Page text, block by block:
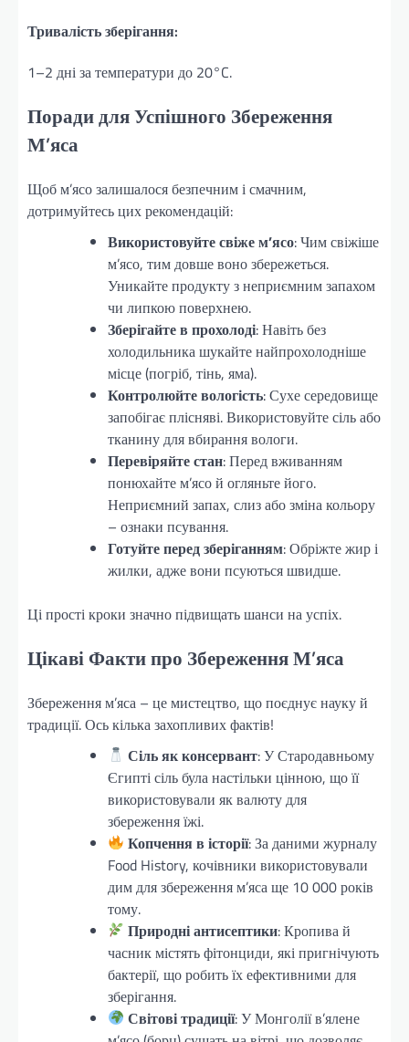
Тривалість зберігання:
1–2 дні за температури до 20°C.
Поради для Успішного Збереження
М’яса
Щоб м’ясо залишалося безпечним і смачним,
дотримуйтесь цих рекомендацій:
Використовуйте свіже м’ясо: Чим свіжіше
м’ясо, тим довше воно збережеться.
Уникайте продукту з неприємним запахом
чи липкою поверхнею.
Зберігайте в прохолоді: Навіть без
холодильника шукайте найпрохолодніше
місце (погріб, тінь, яма).
Контролюйте вологість: Сухе середовище
запобігає плісняві. Використовуйте сіль або
тканину для вбирання вологи.
Перевіряйте стан: Перед вживанням
понюхайте м’ясо й огляньте його.
Неприємний запах, слиз або зміна кольору
– ознаки псування.
Готуйте перед зберіганням: Обріжте жир і
жилки, адже вони псуються швидше.
Ці прості кроки значно підвищать шанси на успіх.
Цікаві Факти про Збереження М’яса
Збереження м’яса – це мистецтво, що поєднує науку й
традиції. Ось кілька захопливих фактів!
Сіль як консервант: У Стародавньому
Єгипті сіль була настільки цінною, що її
використовували як валюту для
збереження їжі.
Копчення в історії: За даними журналу
Food History, кочівники використовували
дим для збереження м’яса ще 10 000 років
тому.
Природні антисептики: Кропива й
часник містять фітонциди, які пригнічують
бактерії, що робить їх ефективними для
зберігання.
Світові традиції: У Монголії в’ялене